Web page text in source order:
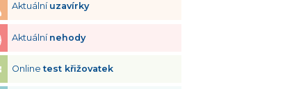
Aktuální uzavírky
Aktuální nehody
Onlinetest křižovatek